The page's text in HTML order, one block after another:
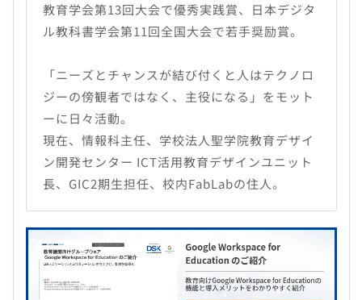
教育学会第13回大会で優秀実践賞、日本デジタ
ル教科書学会第11回全国大会で若手奨励賞。
「ニーズとチャンスが結び付くと人はテクノロ
ジーの傍観者ではなく、主役になる」をモット
ーに日々活動。
現在、情報科主任、学校法人聖学院教育デザイ
ン開発センター ICT活用教育デザインユニット
長、GIC2期生担任、校内FabLabの住人。